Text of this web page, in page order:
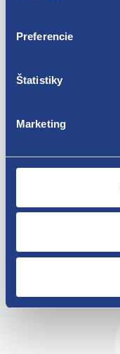
Preferencie
Štatistiky
Marketing
O
Máme